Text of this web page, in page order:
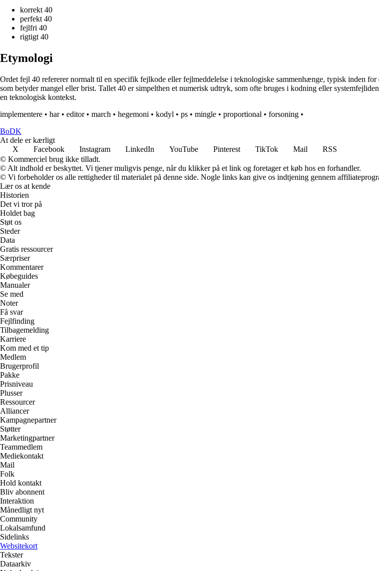
korrekt 40
perfekt 40
fejlfri 40
rigtigt 40
Etymologi
Ordet fejl 40 refererer normalt til en specifik fejlkode eller fejlmeddelelse i teknologiske sammenhænge, typisk inden
som betyder mangel eller brist. Tallet 40 er simpelthen et numerisk udtryk, som ofte bruges i kodning eller
en teknologisk kontekst.
implementere • har• editor• march • hegemoni • kodyl • ps • mingle • proportional • forsoning •
BoDK
At dele er kærligt
X
Facebook Instagram LinkedIn YouTube Pinterest TikTok Mail
RSS
© Kommerciel brug ikke tilladt.
© Alt indhold er beskyttet. Vi tjener muligvis penge, når du klikker på et link og foretager et køb hos en forhandler.
© Vi forbeholder os alle rettigheder til materialet på denne side. Nogle links kan give os indtjening gennem
Lær os at kende
Historien
Det vi tror på
Holdet bag
Støt os
Steder
Data
Gratis ressourcer
Særpriser
Kommentarer
Købeguides
Manualer
Se med
Noter
Få svar
Fejlfinding
Tilbagemelding
Karriere
Kom med et tip
Medlem
Brugerprofil
Pakke
Prisniveau
Plusser
Ressourcer
Alliancer
Kampagnepartner
Støtter
Marketingpartner
Teammedlem
Mediekontakt
Mail
Folk
Hold kontakt
Bliv abonnent
Interaktion
Månedligt nyt
Community
Lokalsamfund
Sidelinks
Websitekort
Tekster
Dataarkiv